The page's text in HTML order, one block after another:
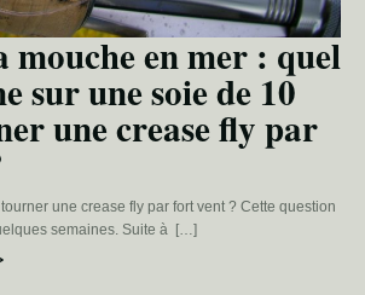
mouche en mer : quel
sur une soie de 10
une crease fly par
une crease fly par fort vent ? Cette question
semaines. Suite à […]